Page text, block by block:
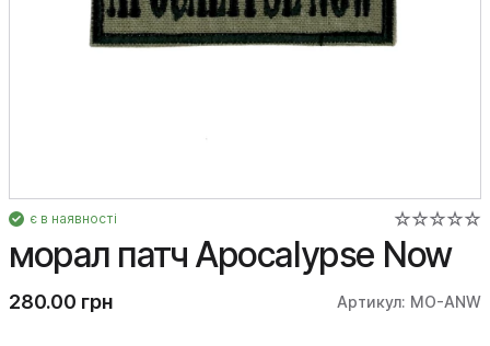
є в наявності
морал патч Apocalypse Now
280.00 грн Артикул: MO-ANW